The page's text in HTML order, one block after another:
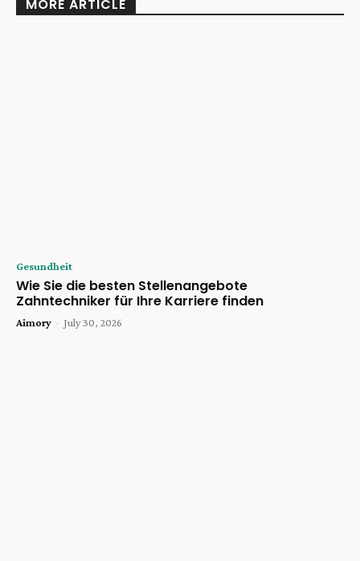
MORE ARTICLE
Gesundheit
Wie Sie die besten Stellenangebote
Zahntechniker für Ihre Karriere finden
Aimory - July 30, 2026